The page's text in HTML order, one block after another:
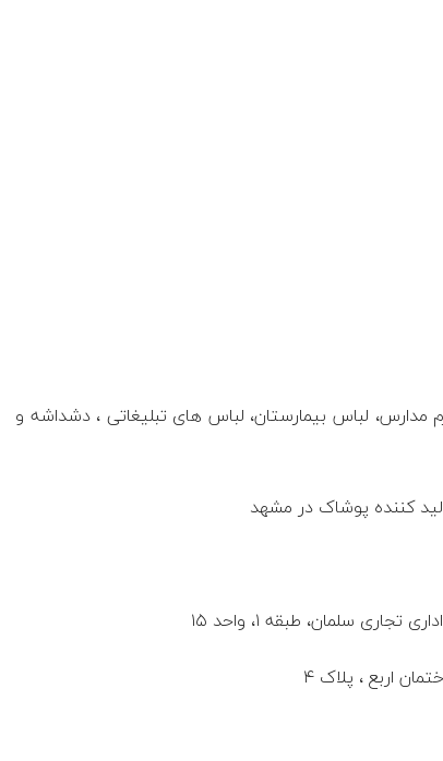
مدارس، لباس بیمارستان، لباس های تبلیغاتی ، دشداشه و